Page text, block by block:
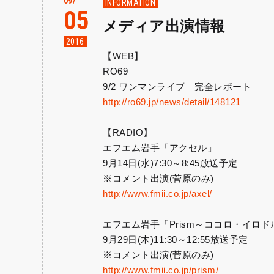
05
2016
INFORMATION
メディア出演情報
【WEB】
RO69
9/2 ワンマンライブ 完全レポート
http://ro69.jp/news/detail/148121
【RADIO】
エフエム岩手「アクセル」
9月14日(水)7:30～8:45放送予定
※コメント出演(菅原のみ)
http://www.fmii.co.jp/axel/
エフエム岩手「Prism～ココロ・イロド
9月29日(木)11:30～12:55放送予定
※コメント出演(菅原のみ)
http://www.fmii.co.jp/prism/